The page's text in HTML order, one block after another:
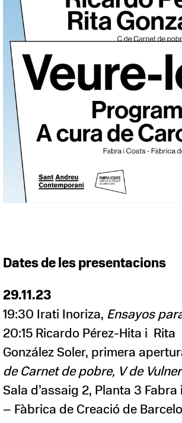
Dates de les presentacions
29.11.23
19:30 Irati Inoriza, Ensayos
20:15 Ricardo Pérez-Hita i Rita
González Soler, primera
de Carnet de pobre, V de
Sala d’assaig 2, Planta 3 Fabra
– Fàbrica de Creació de